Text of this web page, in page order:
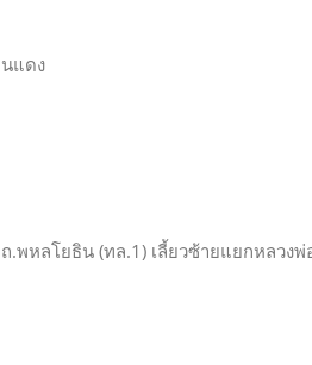
แดง
พหลโยธิน (ทล.1) เลี้ยวซ้ายแยกหลวงพ่